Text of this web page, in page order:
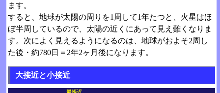
ます。
すると、地球が太陽の周りを1周して1年たつと、火星はほ
ぼ半周しているので、太陽の近くにあって見え難くなりま
す。次によく見えるようになるのは、地球がおよそ2周し
た後・約780日＝2年2ヶ月後になります。
大接近と小接近